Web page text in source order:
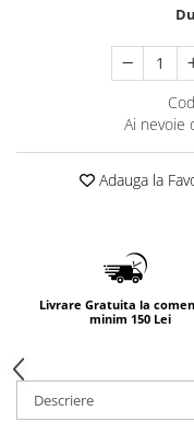
Ai nevoie
Adauga la
Livrare Gratuita la
minim 150 Lei
Descriere